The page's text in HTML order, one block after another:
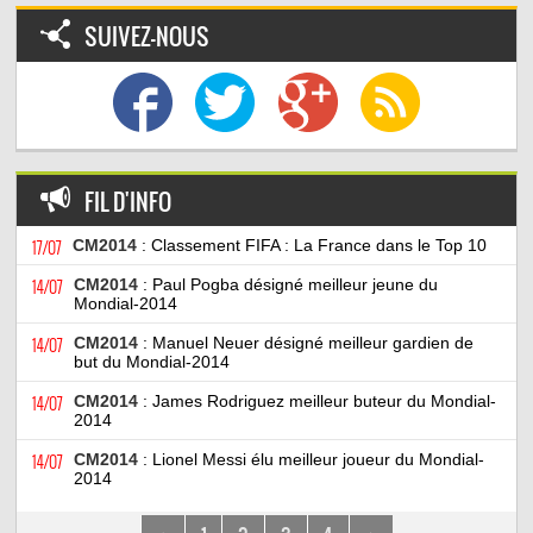
SUIVEZ-NOUS
FIL D'INFO
17/07 CM2014 : Classement FIFA : La France dans le Top 10
14/07 CM2014 : Paul Pogba désigné meilleur jeune du
Mondial-2014
14/07 CM2014 : Manuel Neuer désigné meilleur gardien de
but du Mondial-2014
14/07 CM2014 : James Rodriguez meilleur buteur du Mondial-
2014
14/07 CM2014 : Lionel Messi élu meilleur joueur du Mondial-
2014